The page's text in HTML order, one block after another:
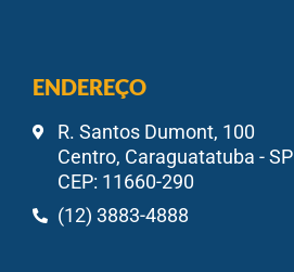
ENDEREÇO
R. Santos Dumont, 100
Centro, Caraguatatuba - SP
CEP: 11660-290
(12) 3883-4888